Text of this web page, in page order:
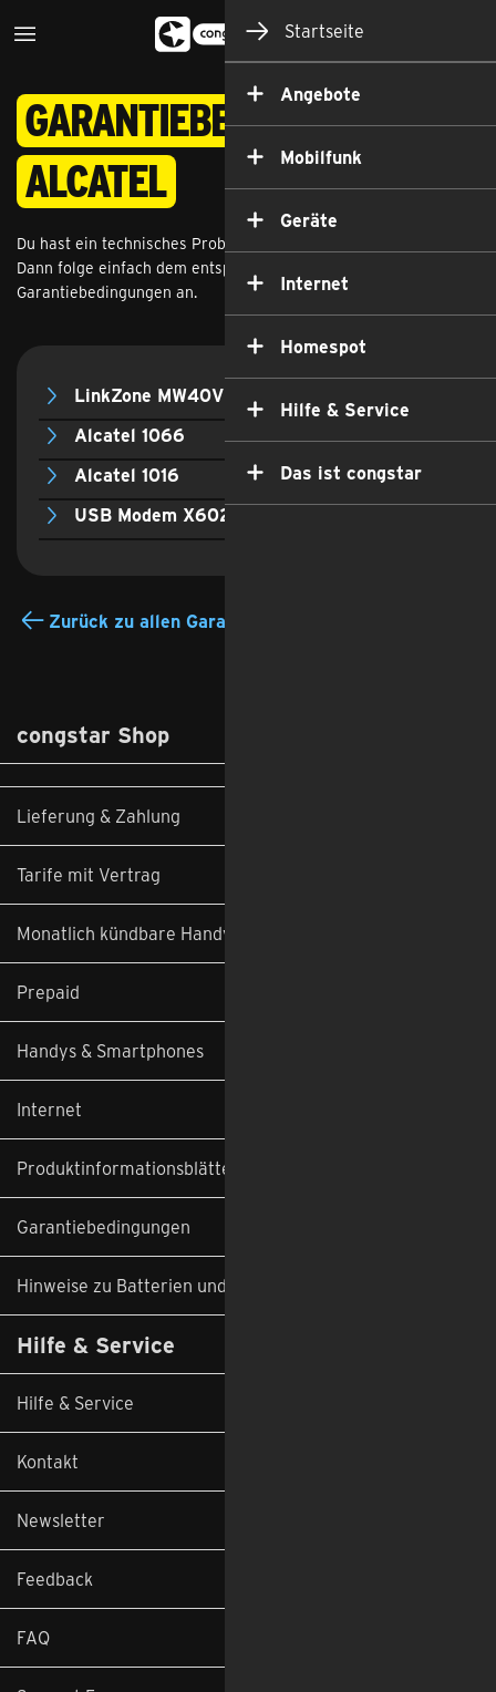
Startseite
Angebote
Mobilfunk
Geräte
Internet
Homespot
Hilfe & Service
Das ist congstar
Garantie­bedingungen
Alcatel
Du hast ein technisches Problem mit deinem Alcatel Endgerät?
Dann folge einfach dem entsprechenden Link und schaue dir die
Garantiebedingungen an.
LinkZone MW40V
Alcatel 1066
Alcatel 1016
USB Modem X602D
Zurück zu allen Garantiebedingungen
congstar Shop
Lieferung & Zahlung
Tarife mit Vertrag
Monatlich kündbare Handyverträge
Prepaid
Handys & Smartphones
Internet
Produktinformationsblätter
Garantiebedingungen
Hinweise zu Batterien und Altgeräten
Hilfe & Service
Hilfe & Service
Kontakt
Newsletter
Feedback
FAQ